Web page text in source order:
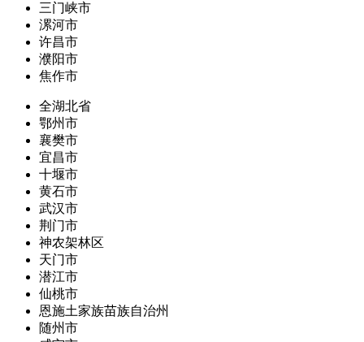
三门峡市
漯河市
许昌市
濮阳市
焦作市
全湖北省
鄂州市
襄樊市
宜昌市
十堰市
黄石市
武汉市
荆门市
神农架林区
天门市
潜江市
仙桃市
恩施土家族苗族自治州
随州市